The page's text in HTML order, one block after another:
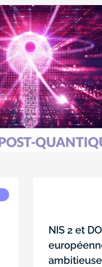
NIS 2 et